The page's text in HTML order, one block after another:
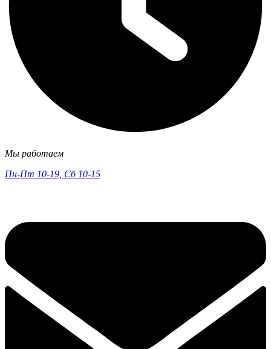
Мы работаем
Пн-Пт 10-19, Сб 10-15